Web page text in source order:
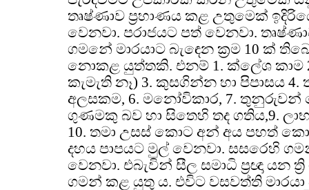
තෘෂ්ණාව ප්‍රහාණය කළ උතුමෙක්
වෙනවා. පරාජයට පත් වෙනවා.
ගමනේ මාරයාට බැඳෙන ක්‍රම 10 ක්
නොකළ යුත්තකි. එනම් 1. ක්ලේශ කාම
කැමැති නෑ) 3. කුසගින්න හා පිපාසය 4.
අලසකම, 6. මනෝවිකාර, 7. තුනුරුවන්
ගුණමකු බව හා සිතෙහි තද ගතිය,9. ලාභ
10. තමා උසස් කොට අන් අය පහත්
දහය පාපයට මුල් වෙනවා. සසරෙහි
වෙනවා. එබැවින් සීල සමාධි ප්‍රඥා යන
ගමන් කළ යුතු ය. එවිට වසවත්ති මාරයා